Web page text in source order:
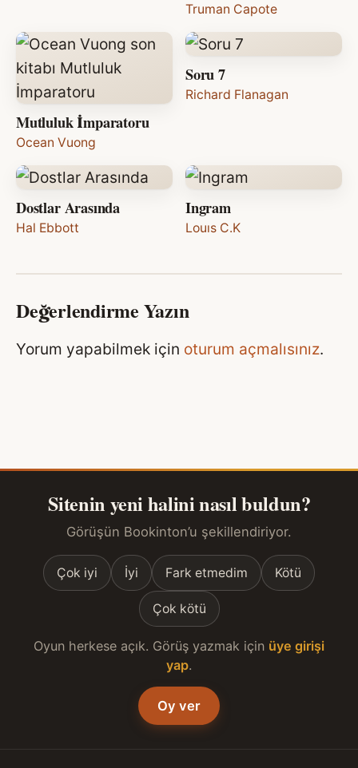
Truman Capote
Mutluluk İmparatoru
Ocean Vuong
Soru 7
Richard Flanagan
Dostlar Arasında
Hal Ebbott
Ingram
Louıs C.K
Değerlendirme Yazın
Yorum yapabilmek için oturum açmalısınız.
Sitenin yeni halini nasıl buldun?
Görüşün Bookinton’u şekillendiriyor.
Çok iyi İyi Fark etmedim Kötü
Çok kötü
Oyun herkese açık. Görüş yazmak için üye girişi
yap.
Oy ver